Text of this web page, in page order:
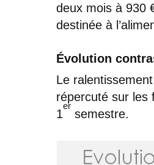
deux mois à 930
destinée à
Évolution
Le
répercuté sur les
1
er
semestre.